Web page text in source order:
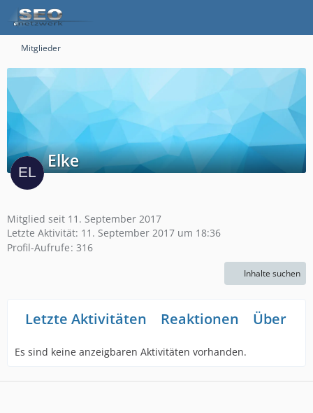
Mitglieder
Elke
Mitglied seit 11. September 2017
Letzte Aktivität: 11. September 2017 um 18:36
Profil-Aufrufe 316
Inhalte suchen
Letzte Aktivitäten Reaktionen Über
Es sind keine anzeigbaren Aktivitäten vorhanden.